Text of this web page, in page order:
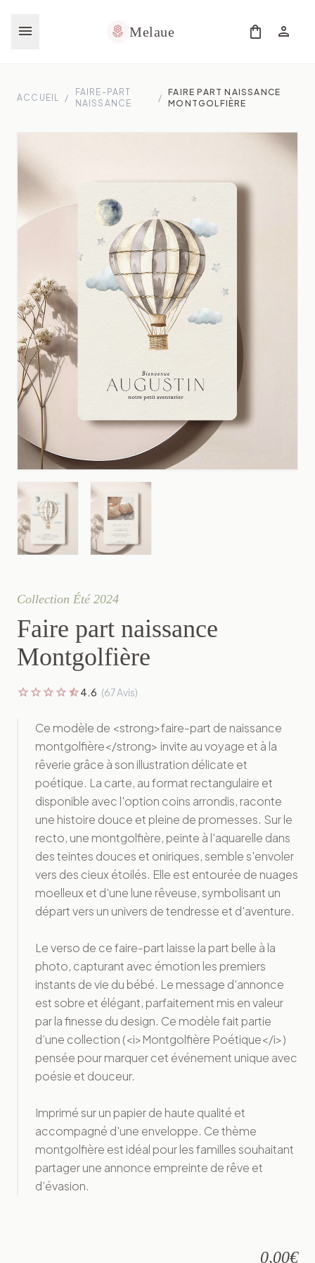
menu local_florist Melaue shopping_bag person
ACCUEIL /
FAIRE-PART
NAISSANCE
/
FAIRE PART NAISSANCE
MONTGOLFIÈRE
Collection Été 2024
Faire part naissance
Montgolfière
starstarstarstarstar_half4.6 (67 Avis)
Ce modèle de <strong>faire-part de naissance
montgolfière</strong> invite au voyage et à la
rêverie grâce à son illustration délicate et
poétique. La carte, au format rectangulaire et
disponible avec l'option coins arrondis, raconte
une histoire douce et pleine de promesses. Sur le
recto, une montgolfière, peinte à l'aquarelle dans
des teintes douces et oniriques, semble s'envoler
vers des cieux étoilés. Elle est entourée de nuages
moelleux et d'une lune rêveuse, symbolisant un
départ vers un univers de tendresse et d'aventure.
Le verso de ce faire-part laisse la part belle à la
photo, capturant avec émotion les premiers
instants de vie du bébé. Le message d'annonce
est sobre et élégant, parfaitement mis en valeur
par la finesse du design. Ce modèle fait partie
d’une collection (<i>Montgolfière Poétique</i>)
pensée pour marquer cet événement unique avec
poésie et douceur.
Imprimé sur un papier de haute qualité et
accompagné d'une enveloppe. Ce thème
montgolfière est idéal pour les familles souhaitant
partager une annonce empreinte de rêve et
d’évasion.
0,00€